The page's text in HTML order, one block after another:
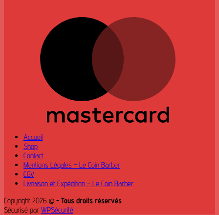
Accueil
Shop
Contact
Mentions Légales – Le Coin Barber
CGV
Livraison et Expédition – Le Coin Barber
Copyright 2026 © - Tous droits réservés
Sécurisé par WPSécurité